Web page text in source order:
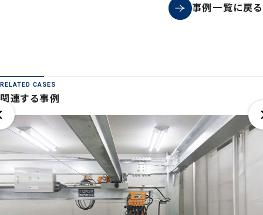
事例一覧に戻る
RELATED CASES
関連する事例